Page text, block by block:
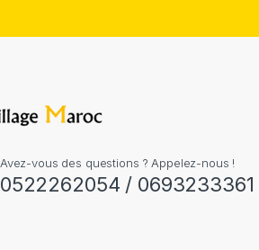
Avez-vous des questions ? Appelez-nous !
0522262054 / 0693233361